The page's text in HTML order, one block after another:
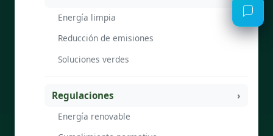
Energía limpia
Reducción de emisiones
Soluciones verdes
Regulaciones
Energía renovable